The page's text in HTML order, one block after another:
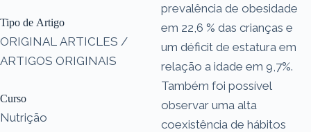
Tipo de Artigo
ORIGINAL ARTICLES /
ARTIGOS ORIGINAIS
Curso
Nutrição
prevalência de obesidade
em 22,6 % das crianças e
um déficit de estatura em
relação a idade em 9,7%.
Também foi possível
observar uma alta
coexistência de hábitos